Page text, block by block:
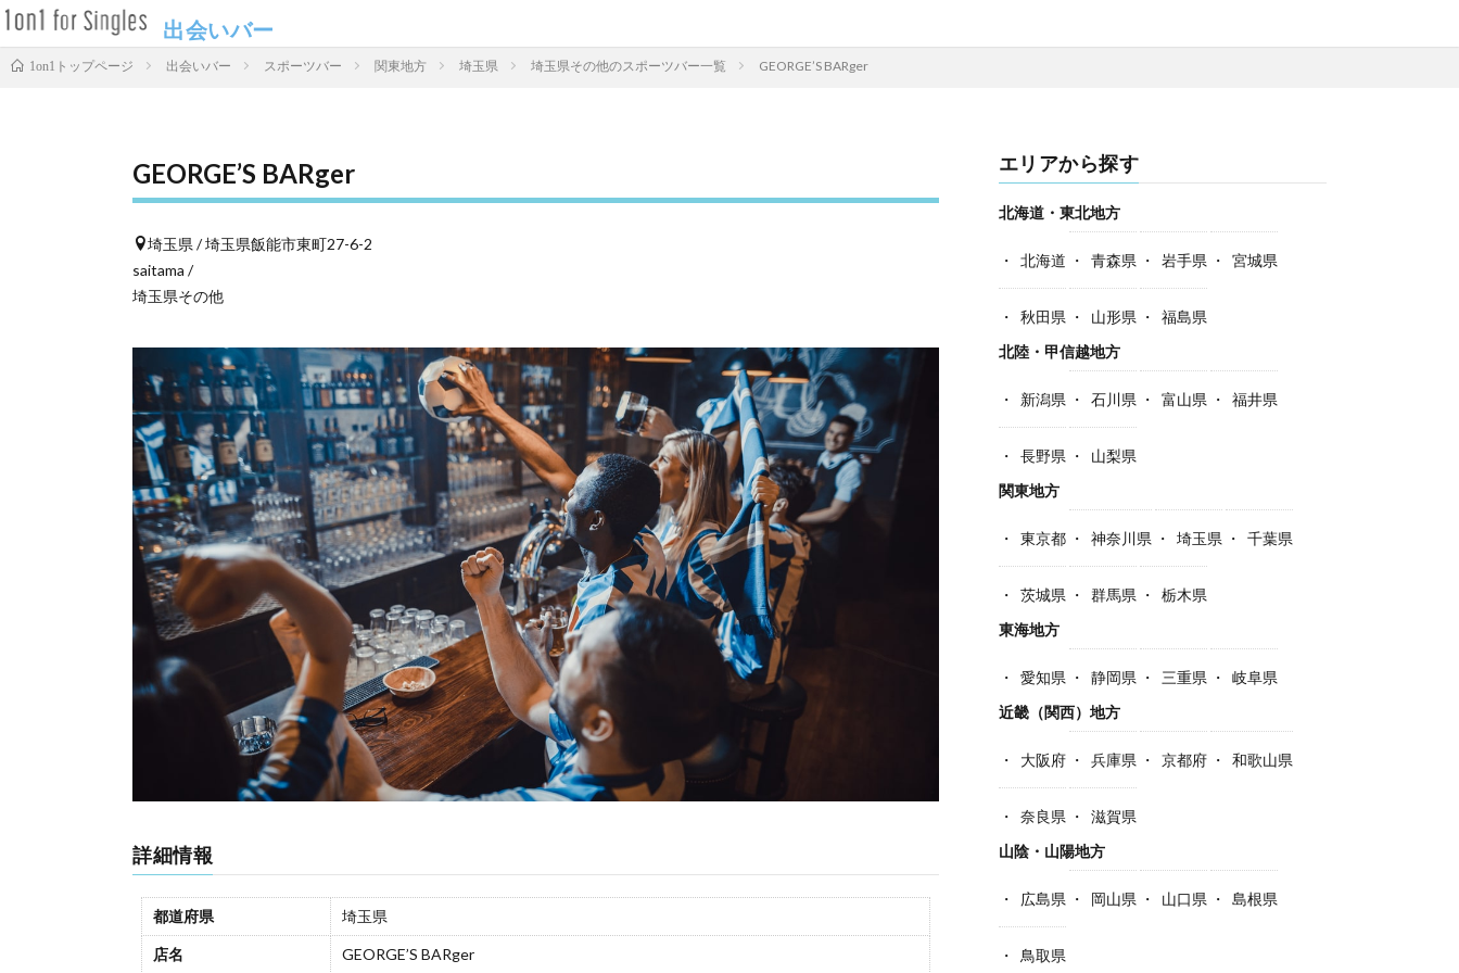
出会いバー
1on1トップページ 出会いバー スポーツバー 関東地方 埼玉県 埼玉県その他のスポーツバー一覧 GEORGE’S BARger
GEORGE’S BARger
埼玉県 / 埼玉県飯能市東町27-6-2
saitama /
埼玉県その他
詳細情報
都道府県 埼玉県
店名 GEORGE’S BARger
エリアから探す
北海道・東北地方
北海道 青森県 岩手県 宮城県
秋田県 山形県
福島県
北陸・甲信越地方
新潟県 石川県 富山県 福井県
長野県
山梨県
関東地方
東京都 神奈川県 埼玉県 千葉県
茨城県 群馬県
栃木県
東海地方
愛知県 静岡県 三重県
岐阜県
近畿（関西）地方
大阪府 兵庫県 京都府 和歌山県
奈良県
滋賀県
山陰・山陽地方
広島県 岡山県 山口県 島根県
鳥取県